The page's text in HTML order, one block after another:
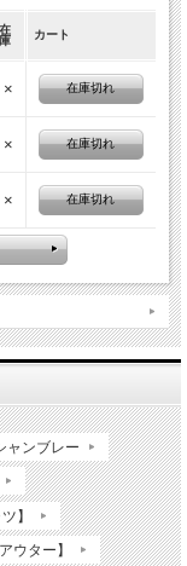
在
庫
カート
× 在庫切れ
× 在庫切れ
× 在庫切れ
ャンブレー
】
ウター】